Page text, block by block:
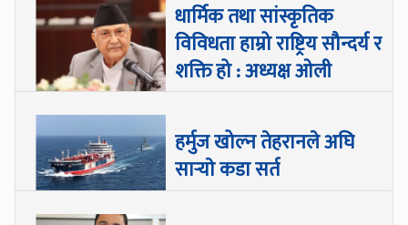
धार्मिक तथा सांस्कृतिक
विविधता हाम्रो राष्ट्रिय सौन्दर्य र
शक्ति हो : अध्यक्ष ओली
हर्मुज खोल्न तेहरानले अघि
सार्‍याे कडा सर्त